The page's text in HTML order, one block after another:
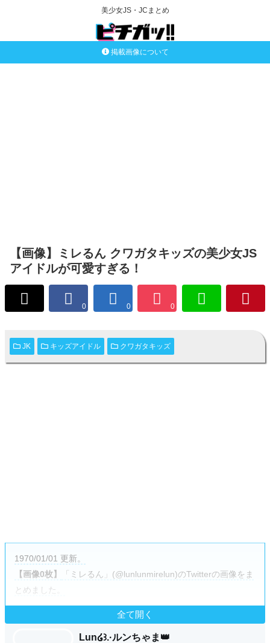
美少女JS・JCまとめ
掲載画像について
【画像】ミレるん クワガタキッズの美少女JS
アイドルが可愛すぎる！
0 0 0
JK キッズアイドル クワガタキッズ
1970/01/01 更新。
【画像0枚】
「ミレるん」(@lunlunmirelun)のTwitterの画像をま
とめました。
全て開く
Lun໒꒱.·ルンちゃま👑